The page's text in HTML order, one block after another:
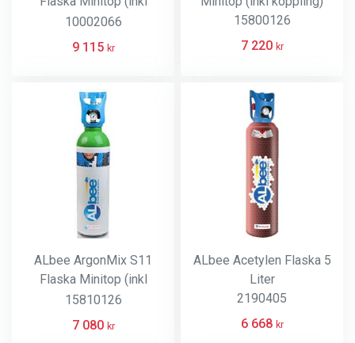
koppling)
10002066
9 115 kr
15800126
7 220 kr
ALbee ArgonMix S11
Flaska Minitop (inkl
koppling)
15810126
7 080 kr
ALbee Acetylen Flaska 5
Liter
2190405
6 668 kr